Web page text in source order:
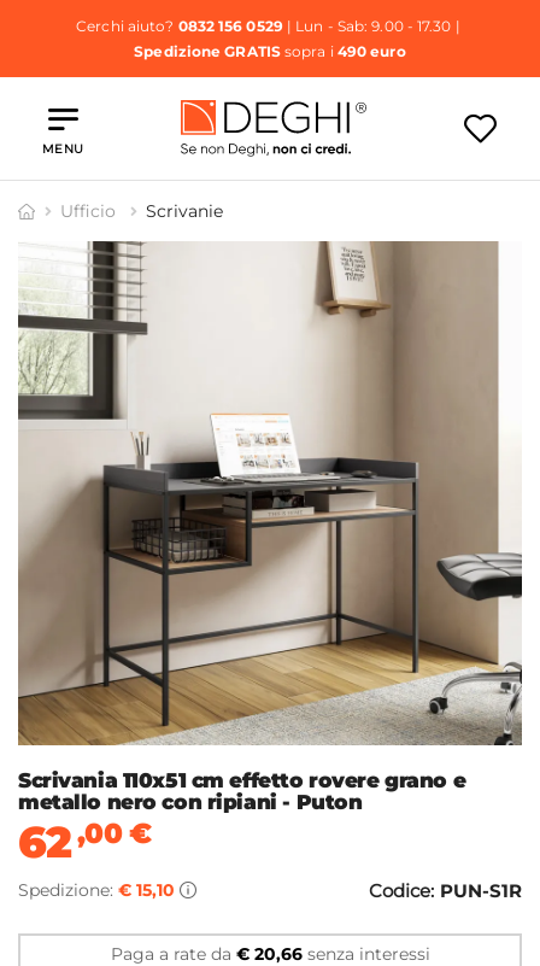
Cerchi aiuto? 0832 156 0529| Lun - Sab: 9.00 - 17.30 |
Spedizione GRATISsopra i 490 euro
MENU
Ufficio Scrivanie
Scrivania 110x51 cm effetto rovere grano e
metallo nero con ripiani - Puton
62,00€
Spedizione: € 15,10 Codice: PUN-S1R
Paga a rate da € 20,66senza interessi